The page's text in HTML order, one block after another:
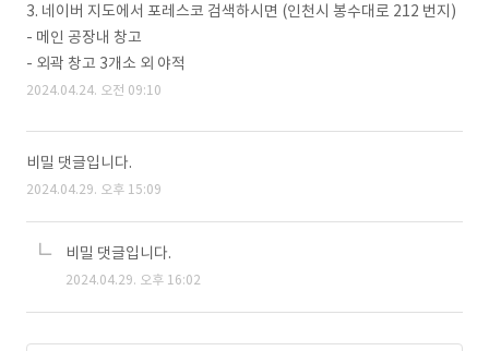
3. 네이버 지도에서 포레스코 검색하시면 (인천시 봉수대로 212 번지)
- 메인 공장내 창고
- 외곽 창고 3개소 외 야적
2024.04.24. 오전 09:10
비밀 댓글입니다.
2024.04.29. 오후 15:09
비밀 댓글입니다.
2024.04.29. 오후 16:02